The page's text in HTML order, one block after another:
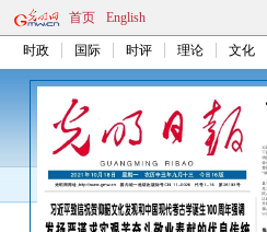
首页 English
时政 国际 时评 理论 文化